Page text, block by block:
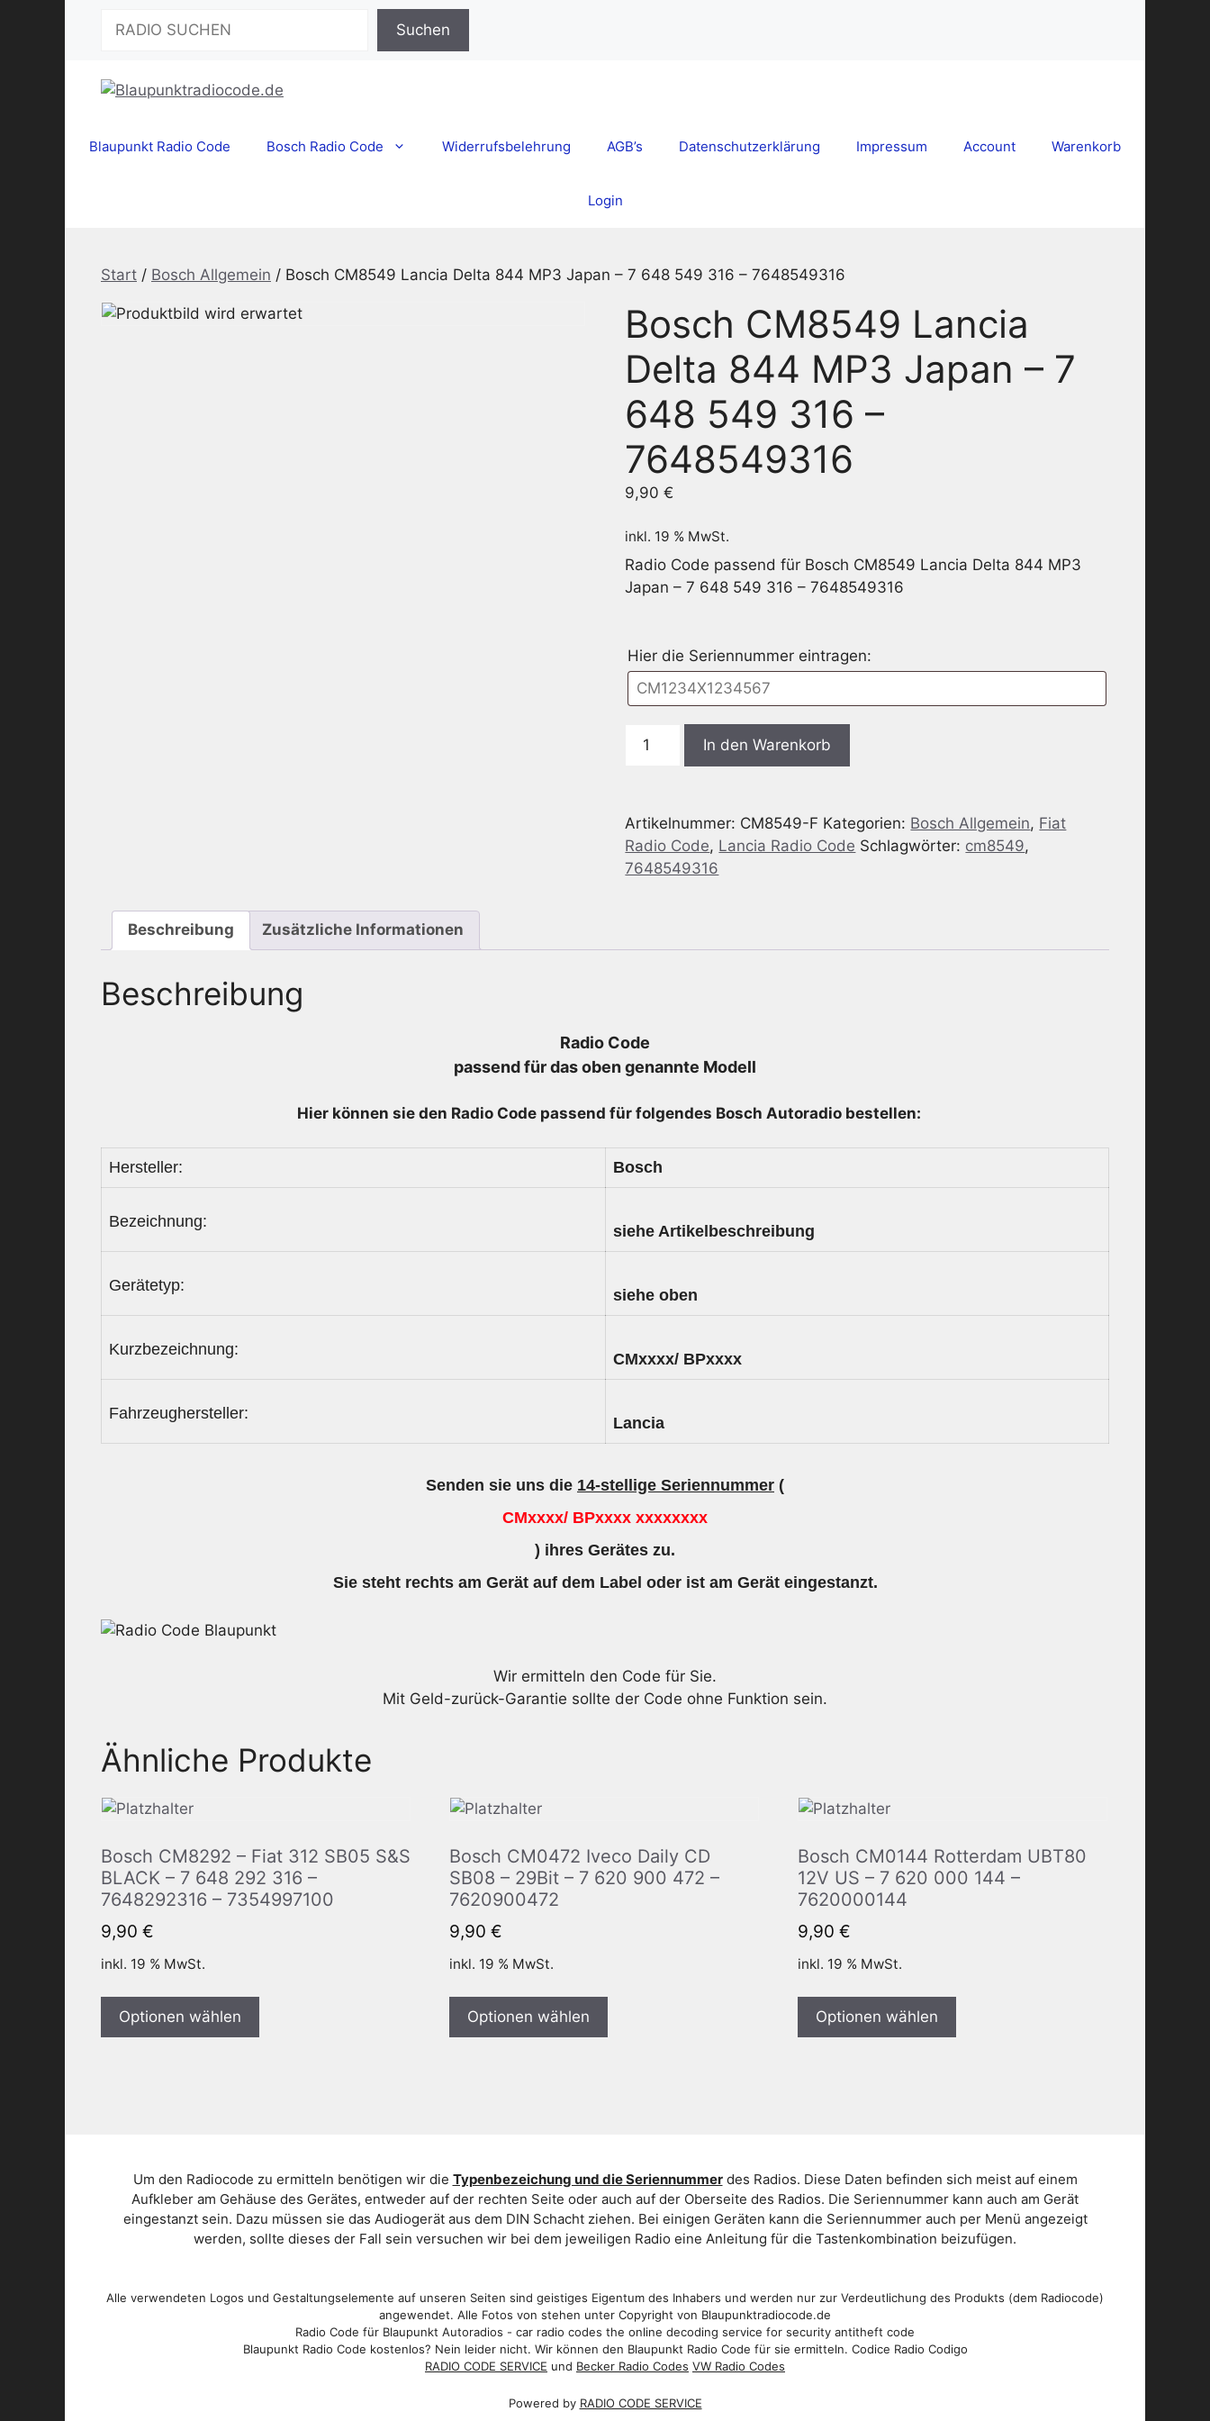
Suchen
Blaupunkt Radio Code Bosch Radio Code Widerrufsbelehrung AGB’s Datenschutzerklärung Impressum Account Warenkorb
Login
Start / Bosch Allgemein / Bosch CM8549 Lancia Delta 844 MP3 Japan – 7 648 549 316 – 7648549316
Bosch CM8549 Lancia
Delta 844 MP3 Japan – 7
648 549 316 –
7648549316
9,90€
inkl. 19 % MwSt.
Radio Code passend für Bosch CM8549 Lancia Delta 844 MP3
Japan – 7 648 549 316 – 7648549316
Hier die Seriennummer eintragen:
CM8549
844
MP3
Japan
Menge
In den Warenkorb
Artikelnummer: CM8549-F Kategorien: Bosch Allgemein, Fiat
Radio Code, Lancia Radio Code Schlagwörter: cm8549,
7648549316
Beschreibung Zusätzliche Informationen
Beschreibung
Radio Code
passend für das oben genannte Modell
Hier können sie den Radio Code passend für folgendes Bosch Autoradio bestellen:
Hersteller: Bosch
Bezeichnung:
siehe Artikelbeschreibung
Gerätetyp:
siehe oben
Kurzbezeichnung:
CMxxxx/ BPxxxx
Fahrzeughersteller:
Lancia
Senden sie uns die 14-stellige Seriennummer (
CMxxxx/ BPxxxx xxxxxxxx
) ihres Gerätes zu.
Sie steht rechts am Gerät auf dem Label oder ist am Gerät eingestanzt.
Wir ermitteln den Code für Sie.
Mit Geld-zurück-Garantie sollte der Code ohne Funktion sein.
Ähnliche Produkte
Bosch CM8292 – Fiat 312 SB05 S&S
BLACK – 7 648 292 316 –
7648292316 – 7354997100
9,90 €
inkl. 19 % MwSt.
Optionen wählen
Bosch CM0472 Iveco Daily CD
SB08 – 29Bit – 7 620 900 472 –
7620900472
9,90 €
inkl. 19 % MwSt.
Optionen wählen
Bosch CM0144 Rotterdam UBT80
12V US – 7 620 000 144 –
7620000144
9,90 €
inkl. 19 % MwSt.
Optionen wählen
Um den Radiocode zu ermitteln benötigen wir die Typenbezeichung und die Seriennummerdes Radios. Diese Daten befinden sich meist auf einem
Aufkleber am Gehäuse des Gerätes, entweder auf der rechten Seite oder auch auf der Oberseite des Radios. Die Seriennummer kann auch am Gerät
eingestanzt sein. Dazu müssen sie das Audiogerät aus dem DIN Schacht ziehen. Bei einigen Geräten kann die Seriennummer auch per Menü angezeigt
werden, sollte dieses der Fall sein versuchen wir bei dem jeweiligen Radio eine Anleitung für die Tastenkombination beizufügen.
Alle verwendeten Logos und Gestaltungselemente auf unseren Seiten sind geistiges Eigentum des Inhabers und werden nur zur Verdeutlichung des Produkts (dem Radiocode)
angewendet. Alle Fotos von stehen unter Copyright von Blaupunktradiocode.de
Radio Code für Blaupunkt Autoradios - car radio codes the online decoding service for security antitheft code
Blaupunkt Radio Code kostenlos? Nein leider nicht. Wir können den Blaupunkt Radio Code für sie ermitteln. Codice Radio Codigo
RADIO CODE SERVICE und Becker Radio Codes VW Radio Codes
Powered by RADIO CODE SERVICE